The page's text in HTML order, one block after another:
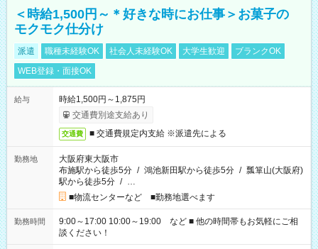
＜時給1,500円～＊好きな時にお仕事＞お菓子の
モクモク仕分け
派遣 職種未経験OK 社会人未経験OK 大学生歓迎
ブランクOK
WEB登録・面接OK
給与
時給1,500円～1,875円
交通費別途支給あり
交通費 ■ 交通費規定内支給 ※派遣先による
勤務地
大阪府東大阪市
布施駅から徒歩5分 / 鴻池新田駅から徒歩5分 / 瓢箪山(大阪府)
駅から徒歩5分 / …
■物流センターなど ■勤務地選べます
勤務時間
9:00～17:00 10:00～19:00 など ■ 他の時間帯もお気軽にご相
談ください！